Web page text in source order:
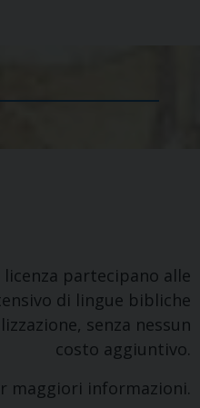
partecipano alle
di lingue bibliche
senza nessun
costo aggiuntivo.
maggiori informazioni.